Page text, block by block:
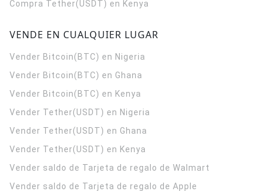
Compra Tether(USDT) en Kenya
VENDE EN CUALQUIER LUGAR
Vender Bitcoin(BTC) en Nigeria
Vender Bitcoin(BTC) en Ghana
Vender Bitcoin(BTC) en Kenya
Vender Tether(USDT) en Nigeria
Vender Tether(USDT) en Ghana
Vender Tether(USDT) en Kenya
Vender saldo de Tarjeta de regalo de Walmart
Vender saldo de Tarjeta de regalo de Apple